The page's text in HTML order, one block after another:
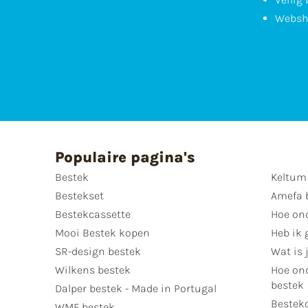
Populaire pagina's
Bestek
Bestekset
Bestekcassette
Mooi Bestek kopen
SR-design bestek
Wilkens bestek
Dalper bestek - Made in Portugal
Amefa
Hoe
Heb ik
Wat is
Hoe
bestek